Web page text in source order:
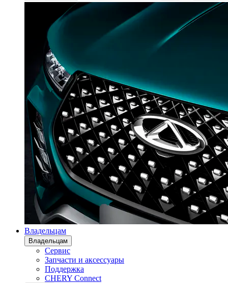
Владельцам
Владельцам
Сервис
Запчасти и аксессуары
Поддержка
CHERY Connect